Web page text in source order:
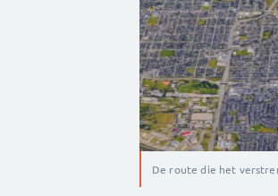
De route die het